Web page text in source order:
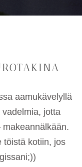
aamukävelyllä
jotta
makeannälkään.
töistä kotiin, jos